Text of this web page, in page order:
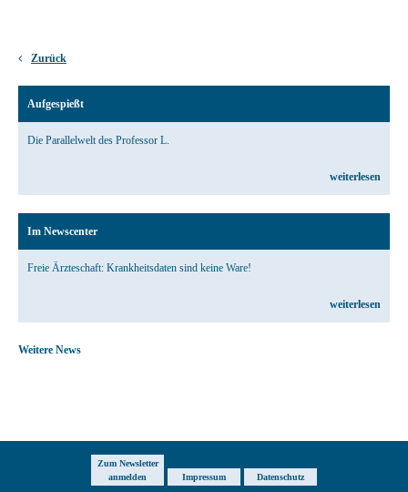
Zurück
Aufgespießt
Die Parallelwelt des Professor L.
weiterlesen
Im Newscenter
Freie Ärzteschaft: Krankheitsdaten sind keine Ware!
weiterlesen
Weitere News
Zum Newsletter
anmelden
Impressum Datenschutz